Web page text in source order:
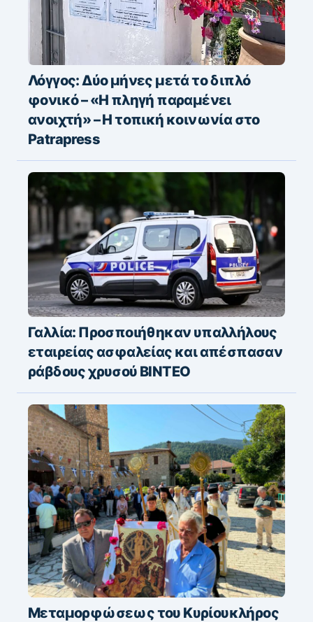
Λόγγος: Δύο μήνες μετά το διπλό
φονικό – «H πληγή παραμένει
ανοιχτή» – Η τοπική κοινωνία στο
Patrapress
Γαλλία: Προσποιήθηκαν υπαλλήλους
εταιρείας ασφαλείας και απέσπασαν
ράβδους χρυσού ΒΙΝΤΕΟ
Μεταμορφώσεως του Κυρίουκλήρος